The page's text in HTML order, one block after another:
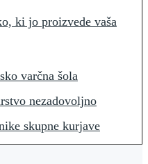
ki jo proizvede vaša
varčna šola
nezadovoljno
skupne kurjave